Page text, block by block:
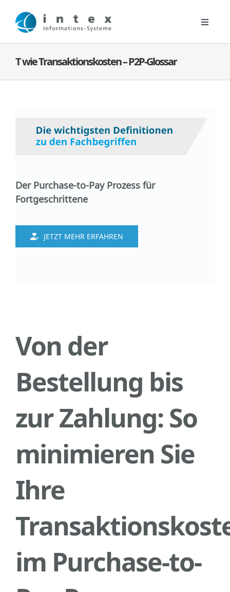
Inhalt
springen
Toggle
Kontakt
T wie Transaktionskosten – P2P-Glossar
Von der
Bestellung bis
zur Zahlung: So
minimieren Sie
Ihre
im Purchase-to-
Der Purchase-to-Pay Prozess für
Fortgeschrittene
JETZT MEHR ERFAHREN